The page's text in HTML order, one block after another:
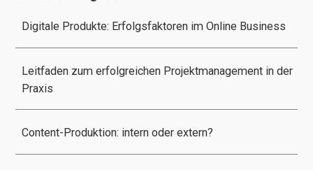
Digitale Produkte: Erfolgsfaktoren im Online Business
Leitfaden zum erfolgreichen Projektmanagement in der
Praxis
Content-Produktion: intern oder extern?